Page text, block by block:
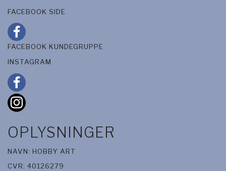
FACEBOOK SIDE
FACEBOOK KUNDEGRUPPE
INSTAGRAM
OPLYSNINGER
NAVN: HOBBY ART
CVR: 40126279